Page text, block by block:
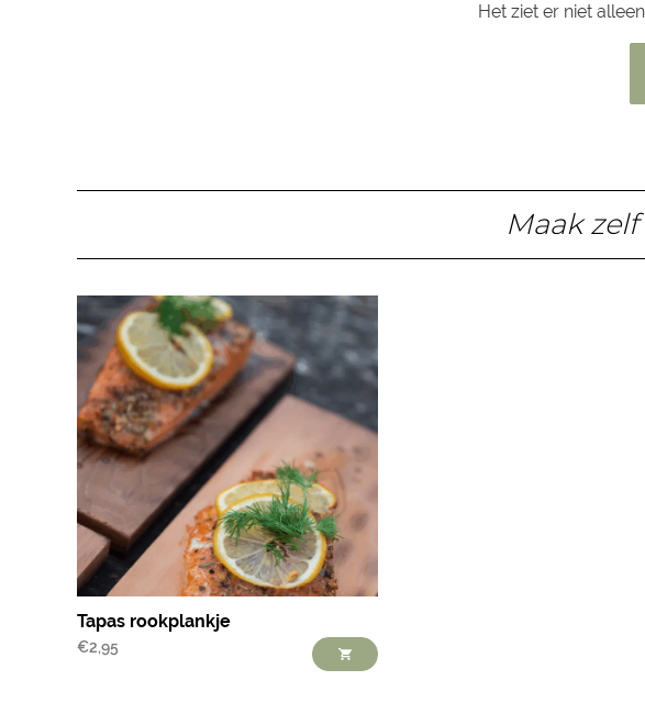
Het ziet er niet
Maak
Tapas rookplankje
€2,95